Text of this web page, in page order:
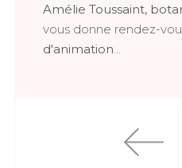
Amélie Toussaint,
vous donne rendez-
d'animation